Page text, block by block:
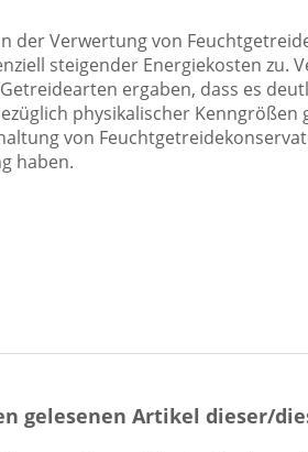
der Verwertung von
steigender Energiekosten zu.
ergaben, dass es
physikalischer Kenngrößen
von
haben.
gelesenen Artikel dieser/